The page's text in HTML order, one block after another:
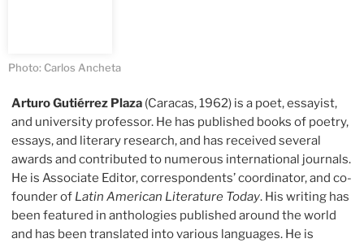
Photo: Carlos Ancheta
Arturo Gutiérrez Plaza (Caracas, 1962) is a poet, essayist,
and university professor. He has published books of poetry,
essays, and literary research, and has received several
awards and contributed to numerous international journals.
He is Associate Editor, correspondents’ coordinator, and co-
founder of Latin American Literature Today. His writing has
been featured in anthologies published around the world
and has been translated into various languages. He is